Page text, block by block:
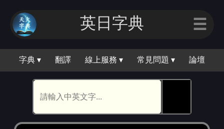
英日字典 ☰
字典 ▾ 翻譯 線上服務 ▾ 常見問題 ▾ 論壇